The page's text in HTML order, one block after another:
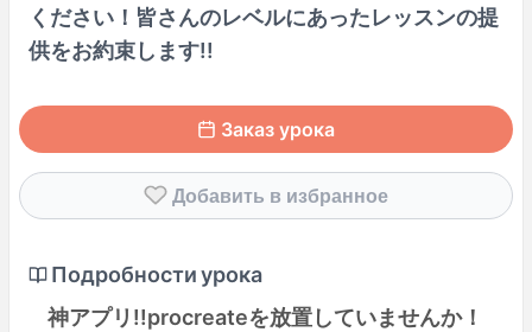
ください！皆さんのレベルにあったレッスンの提
供をお約束します!!
Заказ урока
Добавить в избранное
Подробности урока
神アプリ!!procreateを放置していませんか！